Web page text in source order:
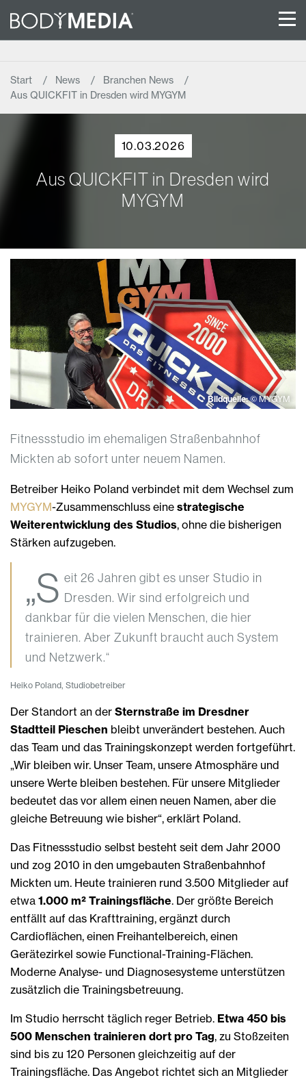
Start News
Branchen News
Aus QUICKFIT in Dresden wird MYGYM
10.03.2026
Aus QUICKFIT in Dresden wird
MYGYM
Bildquelle:© MYGYM
Fitnessstudio im ehemaligen Straßenbahnhof
Mickten ab sofort unter neuem Namen.
Betreiber Heiko Poland verbindet mit dem Wechsel zum
MYGYM-Zusammenschluss eine strategische
Weiterentwicklung des Studios, ohne die bisherigen
Stärken aufzugeben.
„S eit 26 Jahren gibt es unser Studio in
Dresden. Wir sind erfolgreich und
dankbar für die vielen Menschen, die hier
trainieren. Aber Zukunft braucht auch System
und Netzwerk.“
Heiko Poland, Studiobetreiber
Der Standort an der Sternstraße im Dresdner
Stadtteil Pieschen bleibt unverändert bestehen. Auch
das Team und das Trainingskonzept werden fortgeführt.
„Wir bleiben wir. Unser Team, unsere Atmosphäre und
unsere Werte bleiben bestehen. Für unsere Mitglieder
bedeutet das vor allem einen neuen Namen, aber die
gleiche Betreuung wie bisher“, erklärt Poland.
Das Fitnessstudio selbst besteht seit dem Jahr 2000
und zog 2010 in den umgebauten Straßenbahnhof
Mickten um. Heute trainieren rund 3.500 Mitglieder auf
etwa 1.000 m² Trainingsfläche. Der größte Bereich
entfällt auf das Krafttraining, ergänzt durch
Cardioflächen, einen Freihantelbereich, einen
Gerätezirkel sowie Functional-Training-Flächen.
Moderne Analyse- und Diagnosesysteme unterstützen
zusätzlich die Trainingsbetreuung.
Im Studio herrscht täglich reger Betrieb. Etwa 450 bis
500 Menschen trainieren dort pro Tag, zu Stoßzeiten
sind bis zu 120 Personen gleichzeitig auf der
Trainingsfläche. Das Angebot richtet sich an Mitglieder